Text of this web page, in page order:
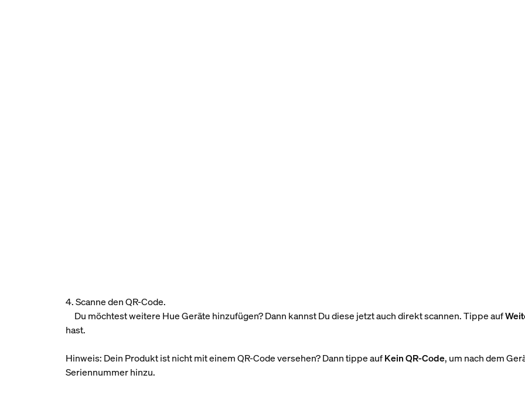
4. Scanne den QR-Code.
Du möchtest weitere Hue Geräte hinzufügen? Dann kannst Du diese jetzt auch direkt scannen. Tippe auf
hast.
Hinweis: Dein Produkt ist nicht mit einem QR-Code versehen? Dann tippe aufKein QR-Code, um nach dem
Seriennummer hinzu.